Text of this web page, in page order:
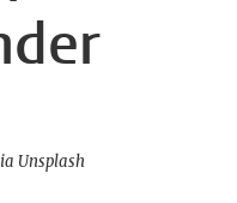
Unsplash